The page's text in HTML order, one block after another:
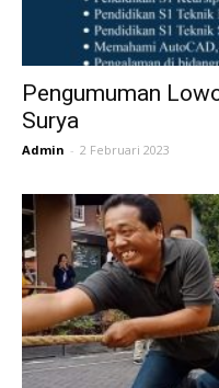
Pengumuman
Surya
Admin - 2 Februari 2023